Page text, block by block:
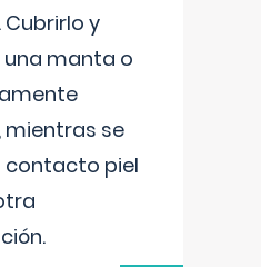
y
manta o
se
contacto piel